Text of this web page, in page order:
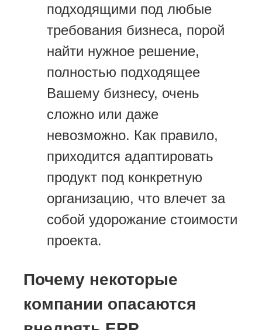
подходящими под любые
требования бизнеса, порой
найти нужное решение,
полностью подходящее
Вашему бизнесу, очень
сложно или даже
невозможно. Как правило,
приходится адаптировать
продукт под конкретную
организацию, что влечет за
собой удорожание стоимости
проекта.
Почему некоторые
компании опасаются